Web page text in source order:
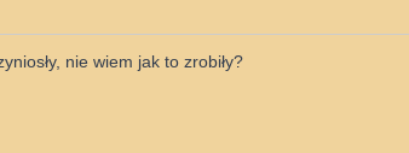
nie wiem jak to zrobiły?